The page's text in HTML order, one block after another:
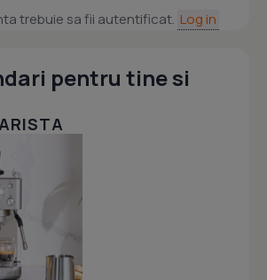
trebuie sa fii autentificat. Log in
pentru tine si